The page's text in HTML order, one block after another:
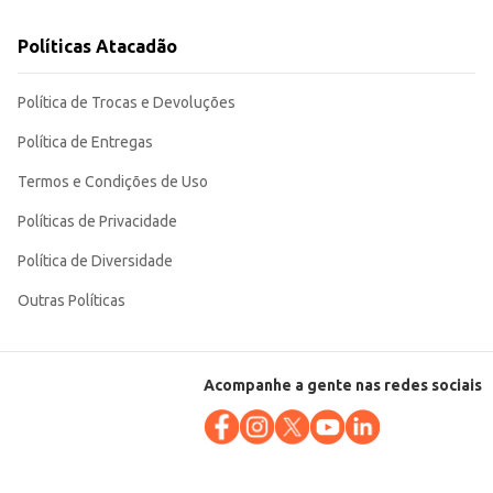
Políticas Atacadão
Política de Trocas e Devoluções
Política de Entregas
Termos e Condições de Uso
Políticas de Privacidade
Política de Diversidade
Outras Políticas
Acompanhe a gente nas redes sociais